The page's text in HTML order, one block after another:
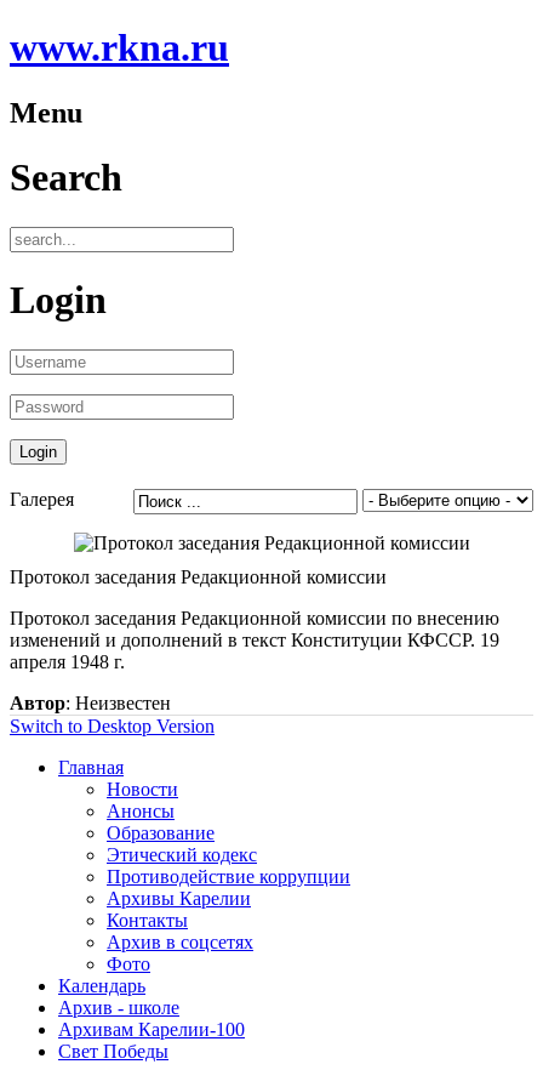
www.rkna.ru
Menu
Search
Login
Галерея
Протокол заседания Редакционной комиссии
Протокол заседания Редакционной комиссии по внесению
изменений и дополнений в текст Конституции КФССР. 19
апреля 1948 г.
Автор: Неизвестен
Switch to Desktop Version
Главная
Новости
Анонсы
Образование
Этический кодекс
Противодействие коррупции
Архивы Карелии
Контакты
Архив в соцсетях
Фото
Календарь
Архив - школе
Архивам Карелии-100
Свет Победы